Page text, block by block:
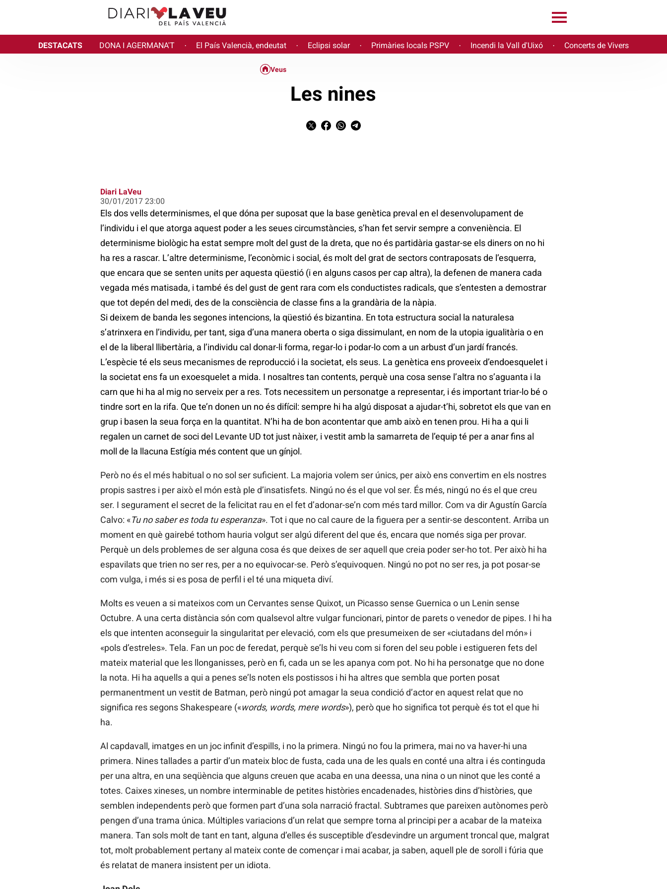
DESTACATS DONA I AGERMANA'T · El País Valencià, endeutat · Eclipsi solar · Primàries locals PSPV · Incendi la Vall d'Uixó · Concerts de Vivers
Veus
Les nines
Diari LaVeu
30/01/2017 23:00
Els dos vells determinismes, el que dóna per suposat que la base genètica preval en el desenvolupament de
l’individu i el que atorga aquest poder a les seues circumstàncies, s’han fet servir sempre a conveniència. El
determinisme biològic ha estat sempre molt del gust de la dreta, que no és partidària gastar-se els diners on no hi
ha res a rascar. L’altre determinisme, l’econòmic i social, és molt del grat de sectors contraposats de l’esquerra,
que encara que se senten units per aquesta qüestió (i en alguns casos per cap altra), la defenen de manera cada
vegada més matisada, i també és del gust de gent rara com els conductistes radicals, que s’entesten a demostrar
que tot depén del medi, des de la consciència de classe fins a la grandària de la nàpia.
Si deixem de banda les segones intencions, la qüestió és bizantina. En tota estructura social la naturalesa
s’atrinxera en l’individu, per tant, siga d’una manera oberta o siga dissimulant, en nom de la utopia igualitària o en
el de la liberal llibertària, a l’individu cal donar-li forma, regar-lo i podar-lo com a un arbust d’un jardí francés.
L’espècie té els seus mecanismes de reproducció i la societat, els seus. La genètica ens proveeix d’endoesquelet i
la societat ens fa un exoesquelet a mida. I nosaltres tan contents, perquè una cosa sense l’altra no s’aguanta i la
carn que hi ha al mig no serveix per a res. Tots necessitem un personatge a representar, i és important triar-lo bé o
tindre sort en la rifa. Que te’n donen un no és difícil: sempre hi ha algú disposat a ajudar-t’hi, sobretot els que van en
grup i basen la seua força en la quantitat. N’hi ha de bon acontentar que amb això en tenen prou. Hi ha a qui li
regalen un carnet de soci del Levante UD tot just nàixer, i vestit amb la samarreta de l’equip té per a anar fins al
moll de la llacuna Estígia més content que un gínjol.
Però no és el més habitual o no sol ser suficient. La majoria volem ser únics, per això ens convertim en els nostres
propis sastres i per això el món està ple d’insatisfets. Ningú no és el que vol ser. És més, ningú no és el que creu
ser. I segurament el secret de la felicitat rau en el fet d’adonar-se’n com més tard millor. Com va dir Agustín García
Calvo: «Tu no saber es toda tu esperanza». Tot i que no cal caure de la figuera per a sentir-se descontent. Arriba un
moment en què gairebé tothom hauria volgut ser algú diferent del que és, encara que només siga per provar.
Perquè un dels problemes de ser alguna cosa és que deixes de ser aquell que creia poder ser-ho tot. Per això hi ha
espavilats que trien no ser res, per a no equivocar-se. Però s’equivoquen. Ningú no pot no ser res, ja pot posar-se
com vulga, i més si es posa de perfil i el té una miqueta diví.
Molts es veuen a si mateixos com un Cervantes sense Quixot, un Picasso sense Guernica o un Lenin sense
Octubre. A una certa distància són com qualsevol altre vulgar funcionari, pintor de parets o venedor de pipes. I hi ha
els que intenten aconseguir la singularitat per elevació, com els que presumeixen de ser «ciutadans del món» i
«pols d’estreles». Tela. Fan un poc de feredat, perquè se’ls hi veu com si foren del seu poble i estigueren fets del
mateix material que les llonganisses, però en fi, cada un se les apanya com pot. No hi ha personatge que no done
la nota. Hi ha aquells a qui a penes se’ls noten els postissos i hi ha altres que sembla que porten posat
permanentment un vestit de Batman, però ningú pot amagar la seua condició d’actor en aquest relat que no
significa res segons Shakespeare («words, words, mere words»), però que ho significa tot perquè és tot el que hi
ha.
Al capdavall, imatges en un joc infinit d’espills, i no la primera. Ningú no fou la primera, mai no va haver-hi una
primera. Nines tallades a partir d’un mateix bloc de fusta, cada una de les quals en conté una altra i és continguda
per una altra, en una seqüència que alguns creuen que acaba en una deessa, una nina o un ninot que les conté a
totes. Caixes xineses, un nombre interminable de petites històries encadenades, històries dins d’històries, que
semblen independents però que formen part d’una sola narració fractal. Subtrames que pareixen autònomes però
pengen d’una trama única. Múltiples variacions d’un relat que sempre torna al principi per a acabar de la mateixa
manera. Tan sols molt de tant en tant, alguna d’elles és susceptible d’esdevindre un argument troncal que, malgrat
tot, molt probablement pertany al mateix conte de començar i mai acabar, ja saben, aquell ple de soroll i fúria que
és relatat de manera insistent per un idiota.